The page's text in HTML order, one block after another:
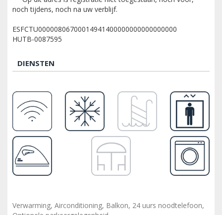
noch tijdens, noch na uw verblijf.
ESFCTU00000806700014941400000000000000000
HUTB-0087595
DIENSTEN
Verwarming, Airconditioning, Balkon, 24 uurs noodtelefoon,